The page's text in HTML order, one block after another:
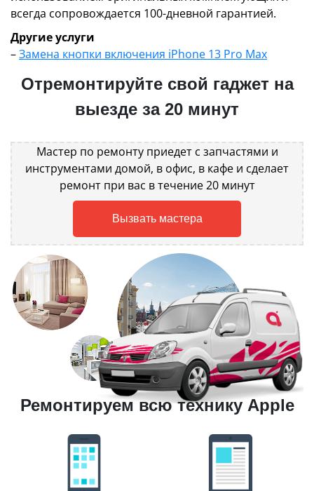
всегда сопровождается 100-дневной гарантией.
Другие услуги
–Замена кнопки включения iPhone 13 Pro Max
Отремонтируйте свой гаджет на
выезде за 20 минут
Мастер по ремонту приедет с запчастями и
инструментами домой, в офис, в кафе и сделает
ремонт при вас в течение 20 минут
Вызвать мастера
Ремонтируем всю технику Apple